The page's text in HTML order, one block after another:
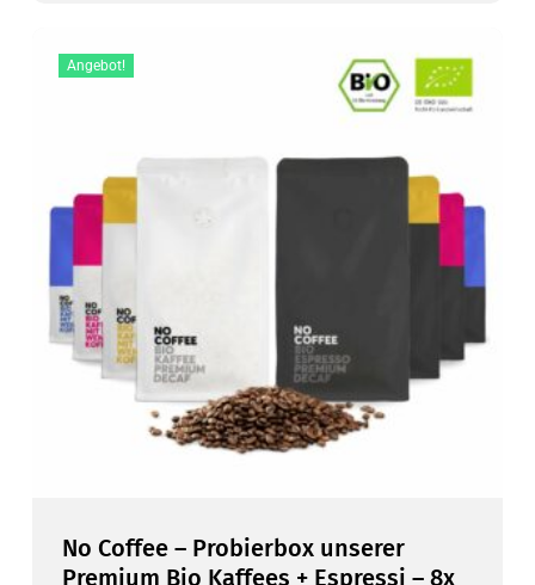
Angebot!
No Coffee – Probierbox unserer
Premium Bio Kaffees + Espressi – 8x